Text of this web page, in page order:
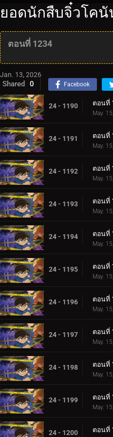
ยอดนักสืบจิ๋วโคนั
ตอนที่ 1234
Jan. 13, 2026
Shared 0 Facebook
24 - 1190 ตอนที่
May.
24 - 1191 ตอนที่
May.
24 - 1192 ตอนที่
May.
24 - 1193 ตอนที่
May.
24 - 1194 ตอนที่
May.
24 - 1195 ตอนที่
May.
24 - 1196 ตอนที่
May.
24 - 1197 ตอนที่
May.
24 - 1198 ตอนที่
May.
24 - 1199 ตอนที่
May.
24 - 1200 ตอนที่